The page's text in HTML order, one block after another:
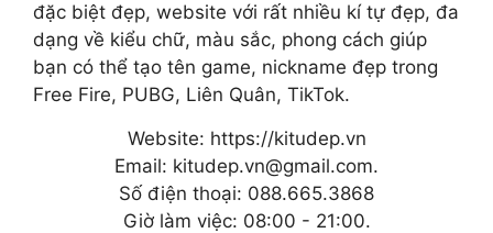
đặc biệt đẹp, website với rất nhiều kí tự đẹp, đa
dạng về kiểu chữ, màu sắc, phong cách giúp
bạn có thể tạo tên game, nickname đẹp trong
Free Fire, PUBG, Liên Quân, TikTok.
Website: https://kitudep.vn
Email: kitudep.vn@gmail.com.
Số điện thoại: 088.665.3868
Giờ làm việc: 08:00 - 21:00.